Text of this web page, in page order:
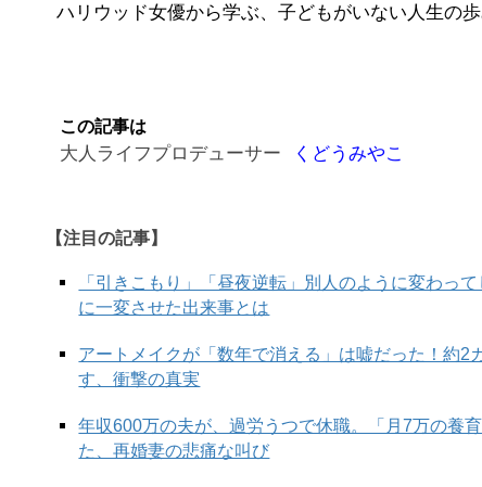
ハリウッド女優から学ぶ、子どもがいない人生の
この記事は
大人ライフプロデューサー くどうみやこ
【注目の記事】
「引きこもり」「昼夜逆転」別人のように変わっ
に一変させた出来事とは
アートメイクが「数年で消える」は嘘だった！約
す、衝撃の真実
年収600万の夫が、過労うつで休職。「月7万の養
た、再婚妻の悲痛な叫び